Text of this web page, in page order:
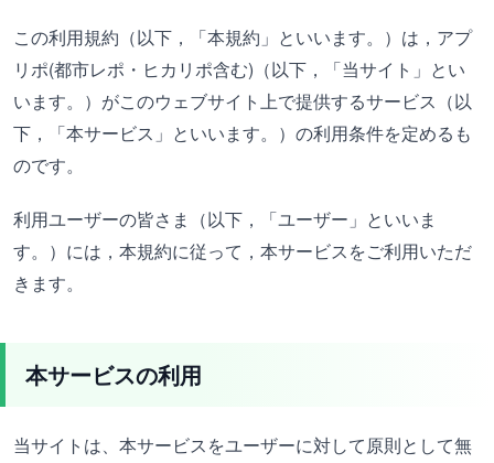
この利用規約（以下，「本規約」といいます。）は，アプ
リポ(都市レポ・ヒカリポ含む)（以下，「当サイト」とい
います。）がこのウェブサイト上で提供するサービス（以
下，「本サービス」といいます。）の利用条件を定めるも
のです。
利用ユーザーの皆さま（以下，「ユーザー」といいま
す。）には，本規約に従って，本サービスをご利用いただ
きます。
本サービスの利用
当サイトは、本サービスをユーザーに対して原則として無